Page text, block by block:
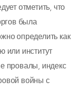
отметить, что
была
определить как
или институт
провалы, индекс
войны с